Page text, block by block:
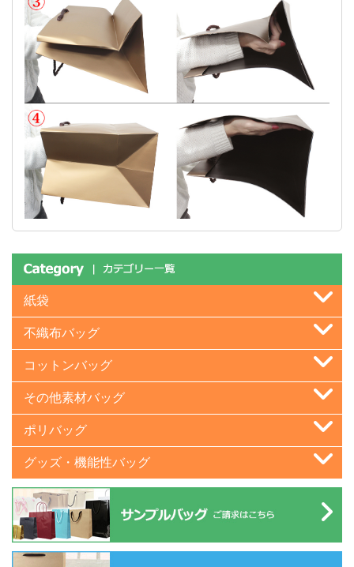
紙袋
不織布バッグ
コットンバッグ
その他素材バッグ
ポリバッグ
グッズ・機能性バッグ